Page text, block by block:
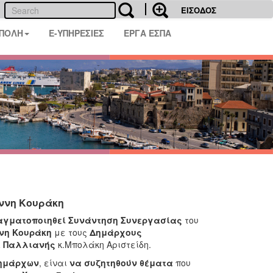
ΕΙΣΟΔΟΣ
E-ΥΠΗΡΕΣΙΕΣ ΕΡΓΑ ΕΣΠΑ
Κουράκη
Συνάντηση Συνεργασίας του
Κουράκη με τους Δημάρχους
Παλλιανής κ.Μπολάκη Αριστείδη.
, είναι να συζητηθούν θέματα που